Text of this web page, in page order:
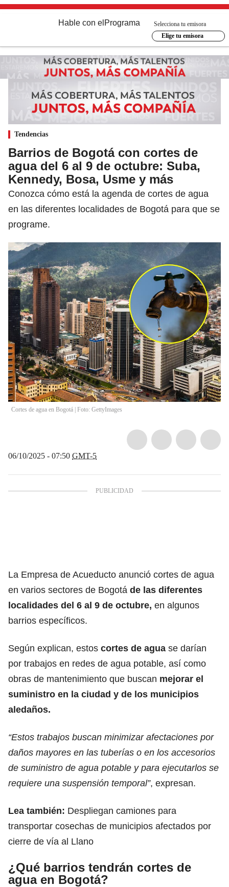
Hable con el Programa
Selecciona tu emisora
Elige tu emisora
Tendencias
Barrios de Bogotá con cortes de
agua del 6 al 9 de octubre: Suba,
Kennedy, Bosa, Usme y más
Conozca cómo está la agenda de cortes de agua
en las diferentes localidades de Bogotá para que se
programe.
Cortes de agua en Bogotá | Foto: GettyImages
06/10/2025 - 07:50 GMT-5
La Empresa de Acueducto anunció cortes de agua
en varios sectores de Bogotá de las diferentes
localidades del 6 al 9 de octubre, en algunos
barrios específicos.
Según explican, estos cortes de agua se darían
por trabajos en redes de agua potable, así como
obras de mantenimiento que buscan mejorar el
suministro en la ciudad y de los municipios
aledaños.
“Estos trabajos buscan minimizar afectaciones por
daños mayores en las tuberías o en los accesorios
de suministro de agua potable y para ejecutarlos se
requiere una suspensión temporal”, expresan.
Lea también: Despliegan camiones para
transportar cosechas de municipios afectados por
cierre de vía al Llano
¿Qué barrios tendrán cortes de
agua en Bogotá?